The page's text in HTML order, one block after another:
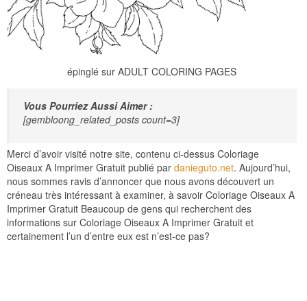
épinglé sur ADULT COLORING PAGES
Vous Pourriez Aussi Aimer :
[gembloong_related_posts count=3]
Merci d’avoir visité notre site, contenu ci-dessus Coloriage
Oiseaux A Imprimer Gratuit publié par danieguto.net. Aujourd’hui,
nous sommes ravis d’annoncer que nous avons découvert un
créneau très intéressant à examiner, à savoir Coloriage Oiseaux A
Imprimer Gratuit Beaucoup de gens qui recherchent des
informations sur Coloriage Oiseaux A Imprimer Gratuit et
certainement l’un d’entre eux est n’est-ce pas?